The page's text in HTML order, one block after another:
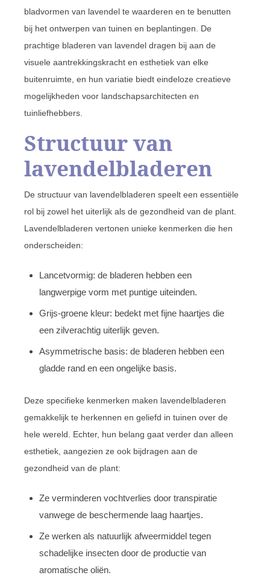
bladvormen van lavendel te waarderen en te benutten
bij het ontwerpen van tuinen en beplantingen. De
prachtige bladeren van lavendel dragen bij aan de
visuele aantrekkingskracht en esthetiek van elke
buitenruimte, en hun variatie biedt eindeloze creatieve
mogelijkheden voor landschapsarchitecten en
tuinliefhebbers.
Structuur van
lavendelbladeren
De structuur van lavendelbladeren speelt een essentiële
rol bij zowel het uiterlijk als de gezondheid van de plant.
Lavendelbladeren vertonen unieke kenmerken die hen
onderscheiden:
Lancetvormig: de bladeren hebben een
langwerpige vorm met puntige uiteinden.
Grijs-groene kleur: bedekt met fijne haartjes die
een zilverachtig uiterlijk geven.
Asymmetrische basis: de bladeren hebben een
gladde rand en een ongelijke basis.
Deze specifieke kenmerken maken lavendelbladeren
gemakkelijk te herkennen en geliefd in tuinen over de
hele wereld. Echter, hun belang gaat verder dan alleen
esthetiek, aangezien ze ook bijdragen aan de
gezondheid van de plant:
Ze verminderen vochtverlies door transpiratie
vanwege de beschermende laag haartjes.
Ze werken als natuurlijk afweermiddel tegen
schadelijke insecten door de productie van
aromatische oliën.